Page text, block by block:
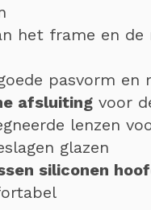
het frame en de
pasvorm en
afsluiting voor
lenzen
glazen
siliconen